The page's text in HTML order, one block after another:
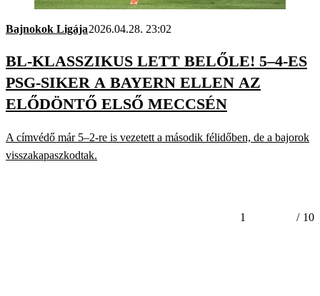
Bajnokok Ligája2026.04.28. 23:02
BL-KLASSZIKUS LETT BELŐLE! 5–4-ES
PSG-SIKER A BAYERN ELLEN AZ
ELŐDÖNTŐ ELSŐ MECCSÉN
A címvédő már 5–2-re is vezetett a második félidőben, de a bajorok
visszakapaszkodtak.
1 / 10